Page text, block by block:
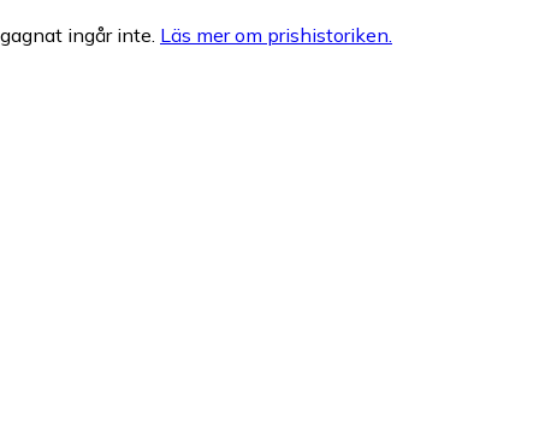
ingår inte. Läs mer om prishistoriken.